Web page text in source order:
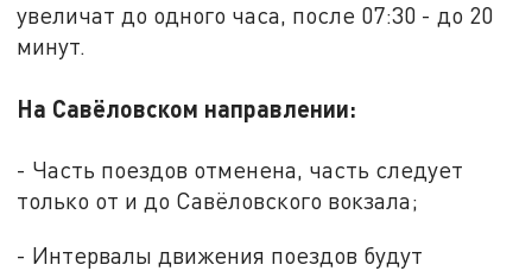
увеличат до одного часа, после 07:30 - до 20
минут.
На Савёловском направлении:
- Часть поездов отменена, часть следует
только от и до Савёловского вокзала;
- Интервалы движения поездов будут